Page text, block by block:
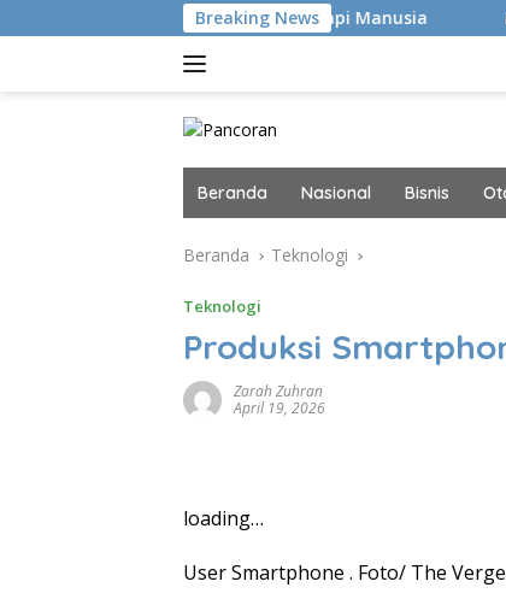
ke
Breaking News
Hacker Canggih, tapi Manusia Kaki Pegal Para
Beranda Nasional Bisnis
Beranda Teknologi
Teknologi
Produksi
Zarah Zuhran
April 19, 2026
loading…
User Smartphone . Foto/ The Verge